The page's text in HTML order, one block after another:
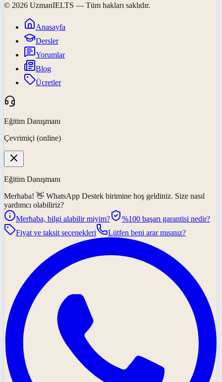
© 2026 UzmanIELTS — Tüm hakları saklıdır.
Anasayfa
Dersler
Yorumlar
Blog
Ücretler
Eğitim Danışmanı
Çevrimiçi (online)
Eğitim Danışmanı
Merhaba! 👋 WhatsApp Destek birimine hoş geldiniz. Size nasıl
yardımcı olabiliriz?
Merhaba, bilgi alabilir miyim?
%100 başarı garantisi nedir?
Fiyat ve taksit seçenekleri
Lütfen beni arar mısınız?